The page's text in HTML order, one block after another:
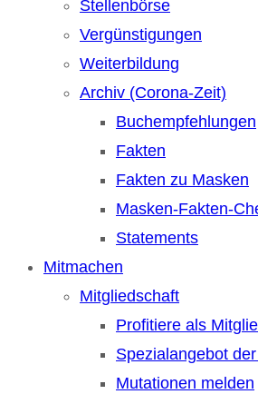
Stellenbörse
Vergünstigungen
Weiterbildung
Archiv (Corona-Zeit)
Buchempfehlungen
Fakten
Fakten zu Masken
Masken-Fakten-
Statements
Mitmachen
Mitgliedschaft
Profitiere als
Spezialangebot
Mutationen melden